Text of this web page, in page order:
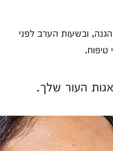
ובשעות הערב לפני
טיפוח.
העור שלך.